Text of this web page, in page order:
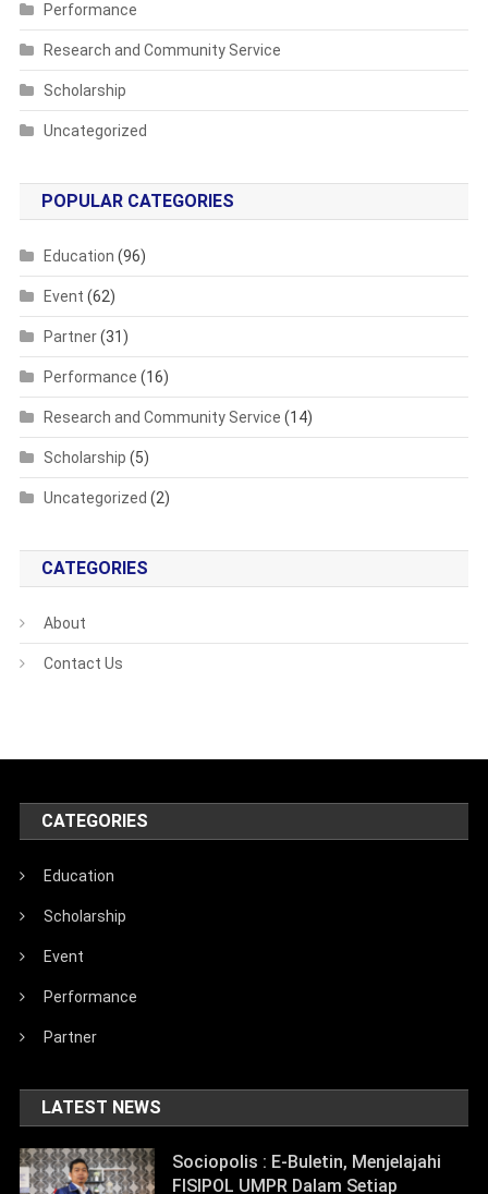
Performance
Research and Community Service
Scholarship
Uncategorized
POPULAR CATEGORIES
Education (96)
Event (62)
Partner(31)
Performance (16)
Research and Community Service (14)
Scholarship (5)
Uncategorized (2)
CATEGORIES
About
Contact Us
CATEGORIES
Education
Scholarship
Event
Performance
Partner
LATEST NEWS
Sociopolis : E-Buletin, Menjelajahi
FISIPOL UMPR Dalam Setiap